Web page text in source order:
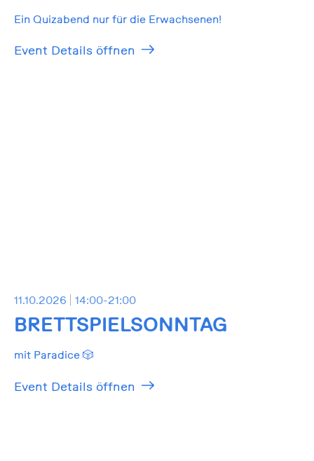
Ein Quizabend nur für die Erwachsenen!
Event Details öffnen
11.10.2026 14:00-21:00
BRETTSPIELSONNTAG
mit Paradice 🎲
Event Details öffnen